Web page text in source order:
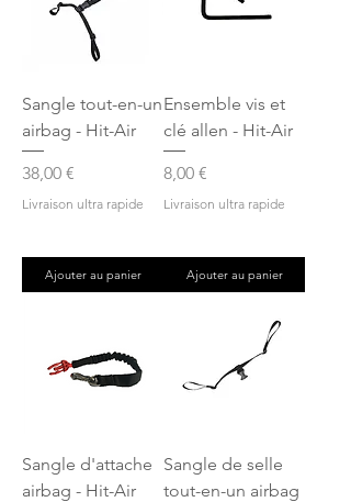
Sangle tout-en-un
airbag - Hit-Air
Prix
38,00 €
Livraison ultra rapide
Ajouter au panier
Ensemble vis et
clé allen - Hit-Air
Prix
8,00 €
Livraison ultra rapide
Ajouter au panier
Sangle d'attache
airbag - Hit-Air
Sangle de selle
tout-en-un airbag